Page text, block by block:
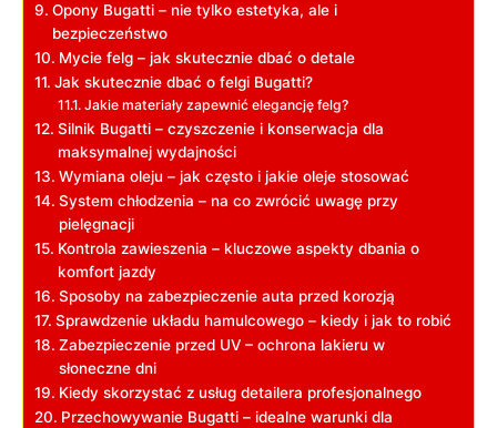
Opony Bugatti – nie tylko estetyka, ale i
bezpieczeństwo
Mycie felg – jak skutecznie dbać o detale
Jak skutecznie dbać o felgi Bugatti?
Jakie materiały zapewnić elegancję felg?
Silnik Bugatti – czyszczenie i konserwacja dla
maksymalnej wydajności
Wymiana oleju – jak często i jakie oleje stosować
System chłodzenia – na co zwrócić uwagę przy
pielęgnacji
Kontrola zawieszenia – kluczowe aspekty dbania o
komfort jazdy
Sposoby na zabezpieczenie auta przed korozją
Sprawdzenie układu hamulcowego – kiedy i jak to robić
Zabezpieczenie przed UV – ochrona lakieru w
słoneczne dni
Kiedy skorzystać z usług detailera profesjonalnego
Przechowywanie Bugatti – idealne warunki dla